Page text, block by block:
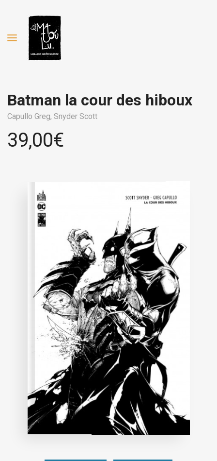
Batman la cour des hiboux
Capullo Greg, Snyder Scott
39,00€